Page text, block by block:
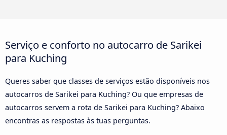
Serviço e conforto no autocarro de Sarikei
para Kuching
Queres saber que classes de serviços estão disponíveis nos
autocarros de Sarikei para Kuching? Ou que empresas de
autocarros servem a rota de Sarikei para Kuching? Abaixo
encontras as respostas às tuas perguntas.